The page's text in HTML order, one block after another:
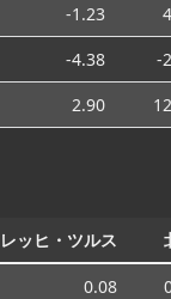
-1.23
-4.38 -
2.90
レッヒ・ツルス
0.08